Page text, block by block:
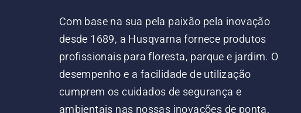
Com base na sua pela paixão pela inovação
desde 1689, a Husqvarna fornece produtos
profissionais para floresta, parque e jardim. O
desempenho e a facilidade de utilização
cumprem os cuidados de segurança e
ambientais nas nossas inovações de ponta,